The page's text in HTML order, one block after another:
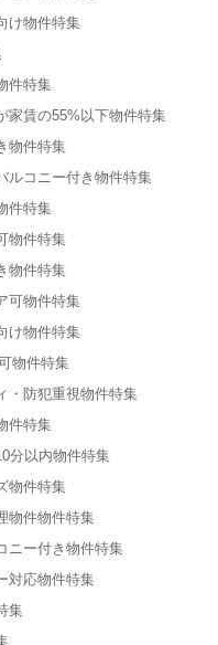
け物件特集
件特集
家賃の55%以下物件特集
物件特集
ルコニー付き物件特集
件特集
物件特集
物件特集
可物件特集
け物件特集
物件特集
・防犯重視物件特集
件特集
分以内物件特集
物件特集
物件物件特集
ニー付き物件特集
対応物件特集
集